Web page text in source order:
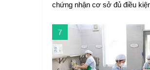
chứng nhận cơ sở đủ điều
7